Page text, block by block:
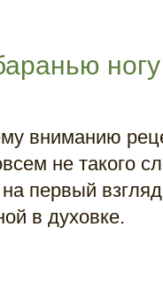
вниманию
не такого
на первый
в духовке.